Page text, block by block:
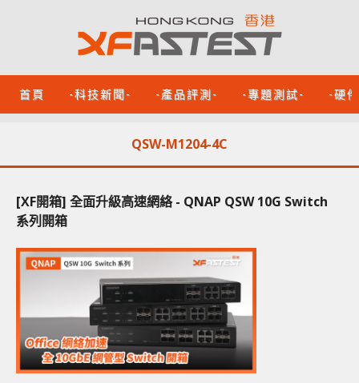
首頁 -科技新聞- -產品評測- -專題測試- -硬
QSW-M1204-4C
[XF開箱] 全面升級高速網絡 - QNAP QSW 10G Switch
系列開箱